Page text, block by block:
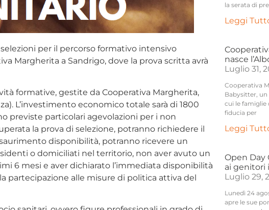
per il percorso formativo intensivo
Margherita a Sandrigo, dove la prova scritta avrà
formative, gestite da Cooperativa Margherita,
L’investimento economico totale sarà di 1800
previste particolari agevolazioni per i non
la prova di selezione, potranno richiedere il
disponibilità, potranno ricevere un
o domiciliati nel territorio, non aver avuto un
6 mesi e aver dichiarato l’immediata disponibilità
partecipazione alle misure di politica attiva del
la serata di
Leggi
nasce
Luglio 31,
Cooperativa
Babysitter, un
cui le
fiducia per
Leggi
Open Day
ai genitori
Luglio 29,
Lunedì 24
apre le sue